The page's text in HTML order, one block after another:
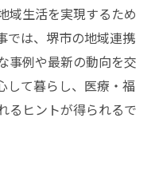
域生活を実現するため
では、堺市の地域連携
事例や最新の動向を交
して暮らし、医療・福
るヒントが得られるで